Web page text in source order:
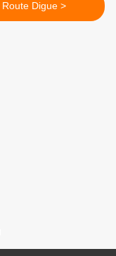
Route Digue >